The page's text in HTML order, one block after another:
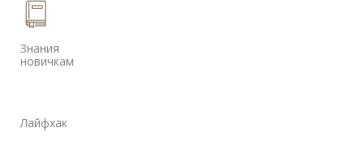
Знания
новичкам
Лайфхак